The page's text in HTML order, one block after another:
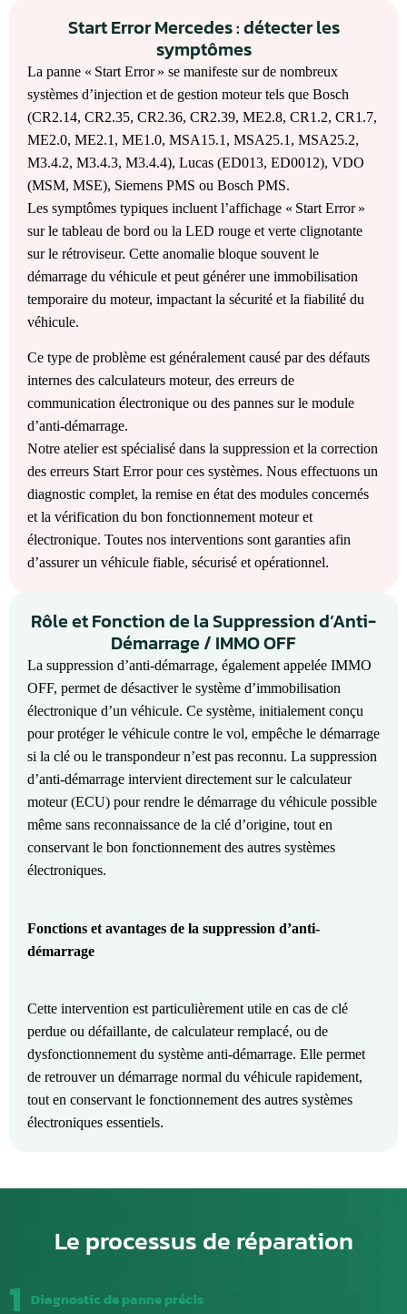
Start Error Mercedes : détecter les
symptômes
La panne « Start Error » se manifeste sur de nombreux
systèmes d’injection et de gestion moteur tels que Bosch
(CR2.14, CR2.35, CR2.36, CR2.39, ME2.8, CR1.2, CR1.7,
ME2.0, ME2.1, ME1.0, MSA15.1, MSA25.1, MSA25.2,
M3.4.2, M3.4.3, M3.4.4), Lucas (ED013, ED0012), VDO
(MSM, MSE), Siemens PMS ou Bosch PMS.
Les symptômes typiques incluent l’affichage « Start Error »
sur le tableau de bord ou la LED rouge et verte clignotante
sur le rétroviseur. Cette anomalie bloque souvent le
démarrage du véhicule et peut générer une immobilisation
temporaire du moteur, impactant la sécurité et la fiabilité du
véhicule.
Ce type de problème est généralement causé par des défauts
internes des calculateurs moteur, des erreurs de
communication électronique ou des pannes sur le module
d’anti-démarrage.
Notre atelier est spécialisé dans la suppression et la correction
des erreurs Start Error pour ces systèmes. Nous effectuons un
diagnostic complet, la remise en état des modules concernés
et la vérification du bon fonctionnement moteur et
électronique. Toutes nos interventions sont garanties afin
d’assurer un véhicule fiable, sécurisé et opérationnel.
Rôle et Fonction de la Suppression d’Anti-
Démarrage / IMMO OFF
La suppression d’anti-démarrage, également appelée IMMO
OFF, permet de désactiver le système d’immobilisation
électronique d’un véhicule. Ce système, initialement conçu
pour protéger le véhicule contre le vol, empêche le démarrage
si la clé ou le transpondeur n’est pas reconnu. La suppression
d’anti-démarrage intervient directement sur le calculateur
moteur (ECU) pour rendre le démarrage du véhicule possible
même sans reconnaissance de la clé d’origine, tout en
conservant le bon fonctionnement des autres systèmes
électroniques.
Fonctions et avantages de la suppression d’anti-
démarrage
Cette intervention est particulièrement utile en cas de clé
perdue ou défaillante, de calculateur remplacé, ou de
dysfonctionnement du système anti-démarrage. Elle permet
de retrouver un démarrage normal du véhicule rapidement,
tout en conservant le fonctionnement des autres systèmes
électroniques essentiels.
Le processus de réparation
1 Diagnostic de panne précis